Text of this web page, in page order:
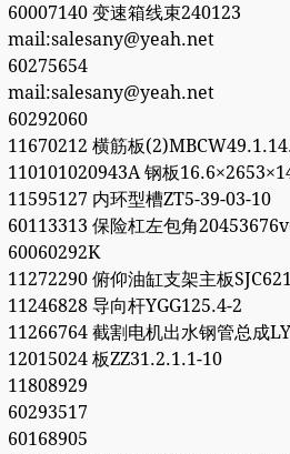
60007140 变速箱线束240123
mail:salesany@yeah.net
60275654
mail:salesany@yeah.net
60292060
11670212 横筋板
110101020943A 钢板
11595127 内环型槽ZT5-39-03-10
60113313 保险杠左包角
60060292K
11272290 俯仰油缸支架主板
11246828 导向杆YGG125.4-2
11266764 截割电机出水钢管总成
12015024 板ZZ31.2.1.1-10
11808929
60293517
60168905